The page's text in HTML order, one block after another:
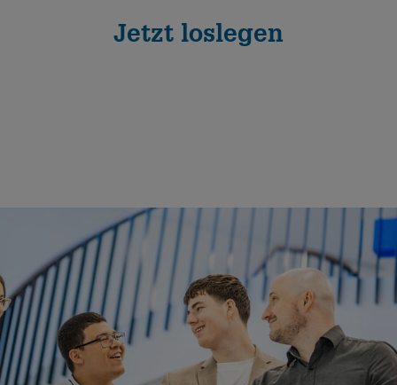
Jetzt loslegen
Finde deinen Weg bei GF